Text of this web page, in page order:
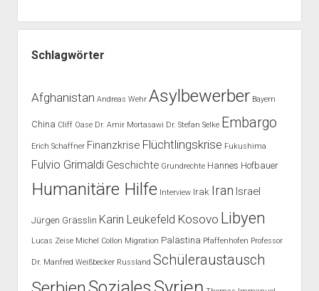
Schlagwörter
Afghanistan Andreas Wehr Asylbewerber Bayern
China Cliff Oase Dr. Amir Mortasawi Dr. Stefan Selke Embargo
Erich Schaffner Finanzkrise Flüchtlingskrise Fukushima
Fulvio Grimaldi Geschichte Grundrechte Hannes Hofbauer
Humanitäre Hilfe Interview Irak Iran Israel
Jürgen Grässlin Karin Leukefeld Kosovo Libyen
Lucas Zeise Michel Collon Migration Palästina Pfaffenhofen Professor
Dr. Manfred Weißbecker Russland Schüleraustausch